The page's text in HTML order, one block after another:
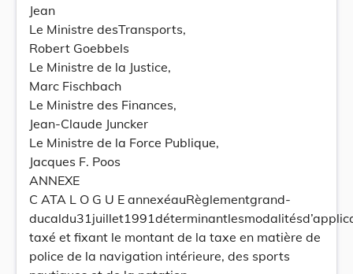
Jean
Le Ministre desTransports,
Robert Goebbels
Le Ministre de la Justice,
Marc Fischbach
Le Ministre des Finances,
Jean-Claude Juncker
Le Ministre de la Force Publique,
Jacques F. Poos
ANNEXE
C ATA L O G U E annexéauRèglementgrand-
taxé et fixant le montant de la taxe en matière de
police de la navigation intérieure, des sports